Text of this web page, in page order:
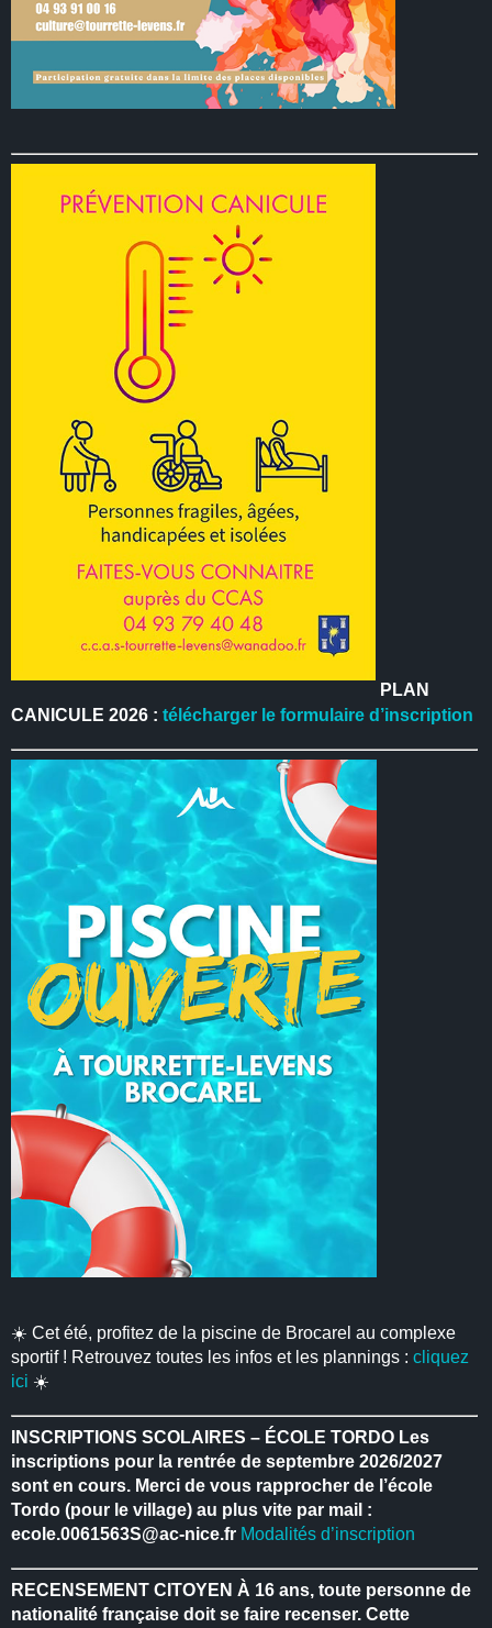
PLAN
CANICULE 2026 :télécharger le formulaire d’inscription
☀️ Cet été, profitez de la piscine de Brocarel au complexe
sportif ! Retrouvez toutes les infos et les plannings :cliquez
ici ☀️
INSCRIPTIONS SCOLAIRES – ÉCOLE TORDO Les
inscriptions pour la rentrée de septembre 2026/2027
sont en cours. Merci de vous rapprocher de l’école
Tordo (pour le village) au plus vite par mail :
ecole.0061563S@ac-nice.fr Modalités d’inscription
RECENSEMENT CITOYEN À 16 ans, toute personne de
nationalité française doit se faire recenser. Cette